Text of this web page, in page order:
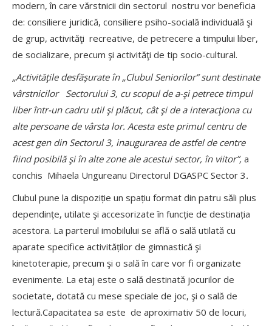
modern, în care vărstnicii din sectorul nostru vor beneficia
de: consiliere juridică, consiliere psiho-socială individuală şi
de grup, activităţi recreative, de petrecere a timpului liber,
de socializare, precum şi activităţi de tip socio-cultural.
„Activităţile desfășurate în„Clubul Seniorilor” sunt destinate
vârstnicilor Sectorului 3, cu scopul de a-şi petrece timpul
liber într-un cadru util şi plăcut, cât şi de a interacţiona cu
alte persoane de vârsta lor. Acesta este primul centru de
acest gen din Sectorul 3, inaugurarea de astfel de centre
fiind posibilă şi în alte zone ale acestui sector, în viitor”, a
conchis Mihaela Ungureanu Directorul DGASPC Sector 3.
Clubul pune la dispoziție un spațiu format din patru săli plus
dependințe, utilate şi accesorizate în funcție de destinația
acestora. La parterul imobilului se află o sală utilată cu
aparate specifice activităților de gimnastică şi
kinetoterapie, precum şi o sală în care vor fi organizate
evenimente. La etaj este o sală destinată jocurilor de
societate, dotată cu mese speciale de joc, şi o sală de
lectură.Capacitatea sa este de aproximativ 50 de locuri,